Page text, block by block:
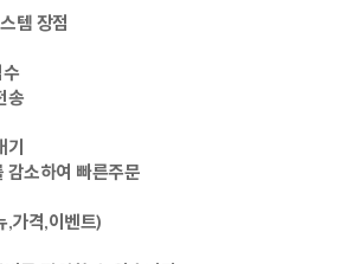
템 장점
송
기
감소하여 빠른주문
,가격,이벤트)